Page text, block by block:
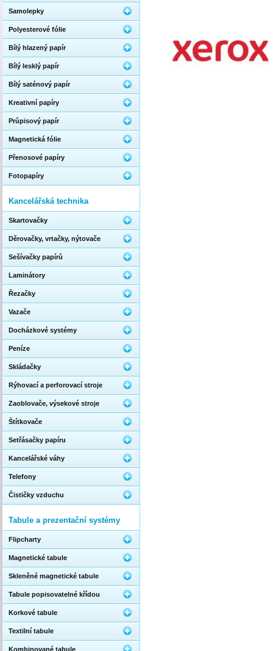
Samolepky
Polyesterové fólie
Bílý hlazený papír
Bílý lesklý papír
Bílý saténový papír
Kreativní papíry
Průpisový papír
Magnetická fólie
Přenosové papíry
Fotopapíry
Kancelářská technika
Skartovačky
Děrovačky, vrtačky, nýtovače
Sešívačky papírů
Laminátory
Řezačky
Vazače
Docházkové systémy
Peníze
Skládačky
Rýhovací a perforovací stroje
Zaoblovače, výsekové stroje
Štítkovače
Setřásačky papíru
Kancelářské váhy
Telefony
Čističky vzduchu
Tabule a prezentační systémy
Flipcharty
Magnetické tabule
Skleněné magnetické tabule
Tabule popisovatelné křídou
Korkové tabule
Textilní tabule
Kombinované tabule